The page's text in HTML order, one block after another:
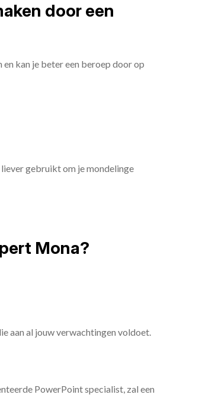
door een
kan je beter een beroep door op
liever gebruikt om je mondelinge
Mona?
aan al jouw verwachtingen voldoet.
PowerPoint specialist, zal een